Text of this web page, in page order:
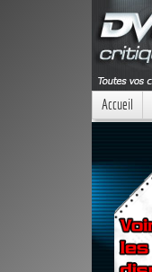
Accueil